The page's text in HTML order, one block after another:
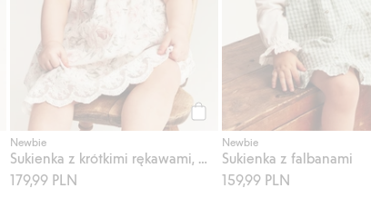
Newbie
Sukienka z krótkimi rękawami, w kwiaty
179,99 PLN
Newbie
Sukienka z falbanami
159,99 PLN